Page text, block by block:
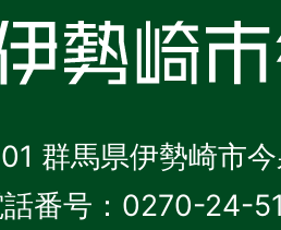
群馬県伊勢崎市
話番号：0270-24-